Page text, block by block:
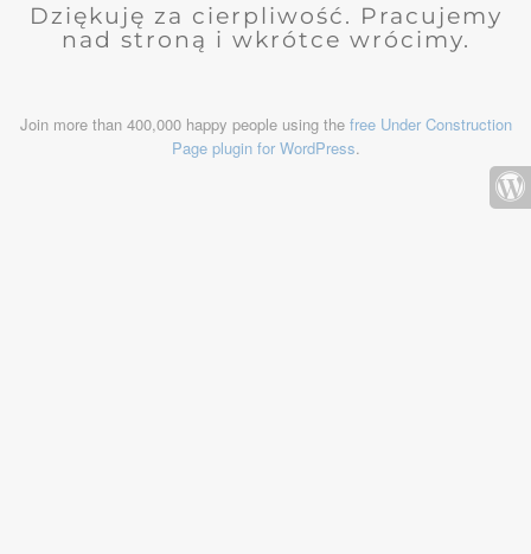
Dziękuję za cierpliwość. Pracujemy
nad stroną i wkrótce wrócimy.
Join more than 400,000 happy people using the free Under Construction
Page plugin for WordPress.